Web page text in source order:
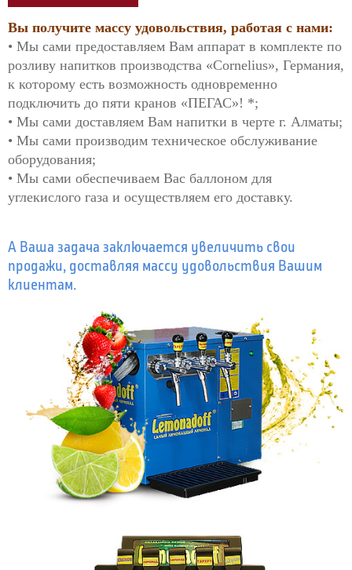
Вы получите массу удовольствия, работая с нами:
• Мы сами предоставляем Вам аппарат в комплекте по
розливу напитков производства «Cornelius», Германия,
к которому есть возможность одновременно
подключить до пяти кранов «ПЕГАС»! *;
• Мы сами доставляем Вам напитки в черте г. Алматы;
• Мы сами производим техническое обслуживание
оборудования;
• Мы сами обеспечиваем Вас баллоном для
углекислого газа и осуществляем его доставку.
А Ваша задача заключается увеличить свои
продажи, доставляя массу удовольствия Вашим
клиентам.